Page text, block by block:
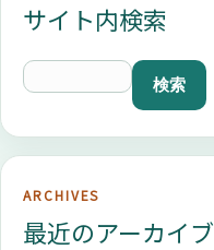
サイト内検索
ARCHIVES
最近のアーカイブ